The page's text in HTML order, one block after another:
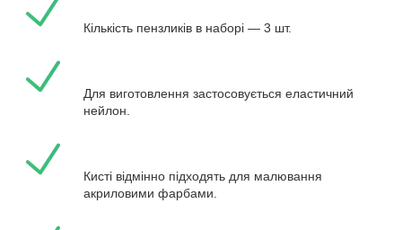
Кількість пензликів в наборі — 3 шт.
Для виготовлення застосовується еластичний
нейлон.
Кисті відмінно підходять для малювання
акриловими фарбами.